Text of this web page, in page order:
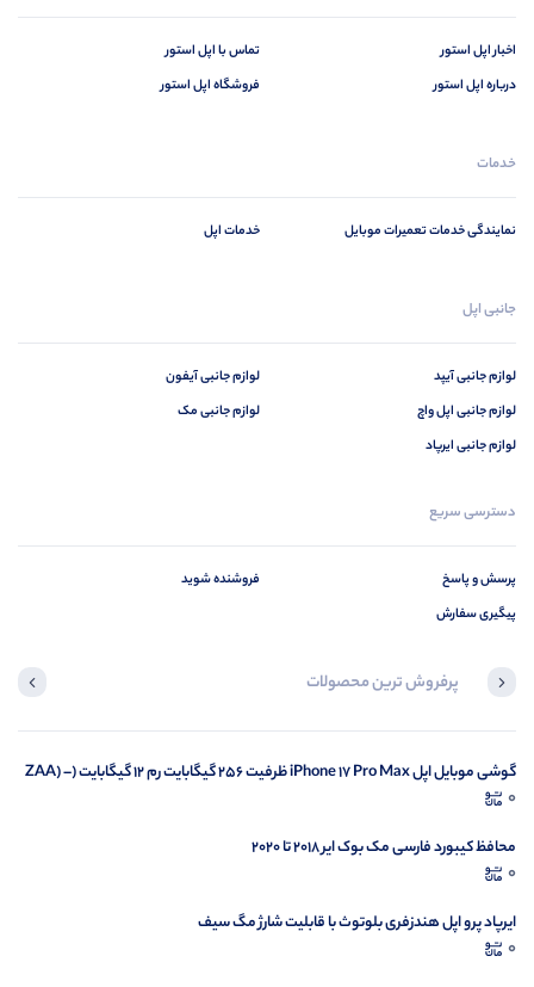
اخبار اپل استور
درباره اپل استور
تماس با اپل استور
فروشگاه اپل استور
خدمات
نمایندگی خدمات تعمیرات موبایل خدمات اپل
جانبی اپل
لوازم جانبی آیپد
لوازم جانبی اپل واچ
لوازم جانبی ایرپاد
لوازم جانبی آیفون
لوازم جانبی مک
دسترسی سریع
پرسش و پاسخ
پیگیری سفارش
فروشنده شوید
پرفروش ترین محصولات
گوشی موبایل اپل iPhone 17 Pro Max ظرفیت 256 گیگابایت رم 12 گیگابایت (ZAA) –
Not Active رجیستر شده
0
محافظ کیبورد فارسی مک بوک ایر 2018 تا 2020
0
ایرپاد پرو اپل هندزفری بلوتوث با قابلیت شارژ مگ سیف
0
محصولی مشاهده نکرده‌اید
مشاهده محصولات